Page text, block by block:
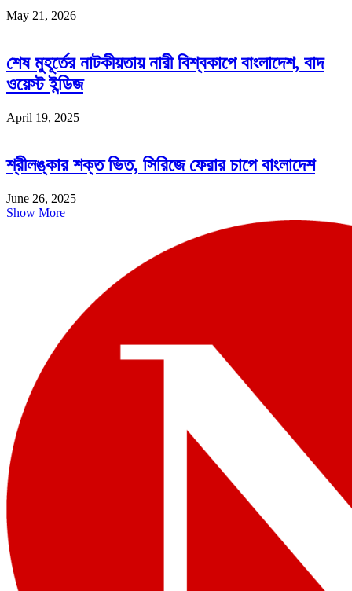
May 21, 2026
শেষ মুহূর্তের নাটকীয়তায় নারী বিশ্বকাপে বাংলাদেশ, বাদ
ওয়েস্ট ইন্ডিজ
April 19, 2025
শ্রীলঙ্কার শক্ত ভিত, সিরিজে ফেরার চাপে বাংলাদেশ
June 26, 2025
Show More